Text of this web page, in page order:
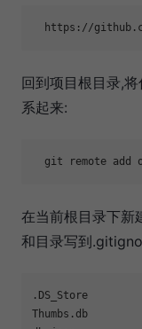
回到项目根目录,
系起来:
在当前根目录下
和目录写到
.DS_Store
Thumbs.db